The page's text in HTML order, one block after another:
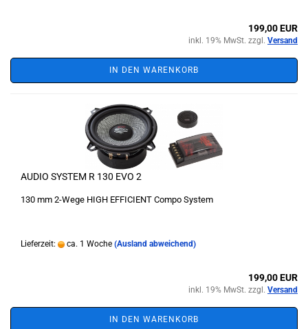
199,00 EUR
inkl. 19% MwSt. zzgl. Versand
IN DEN WARENKORB
AUDIO SYSTEM R 130 EVO 2
130 mm 2-Wege HIGH EFFICIENT Compo System
Lieferzeit: ca. 1 Woche (Ausland abweichend)
199,00 EUR
inkl. 19% MwSt. zzgl. Versand
IN DEN WARENKORB